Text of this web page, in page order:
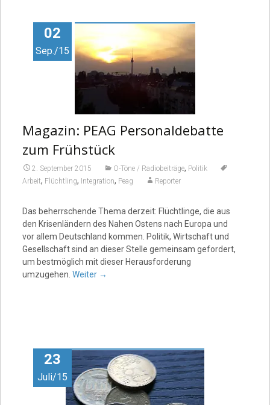
02
Sep./15
Magazin: PEAG Personaldebatte
zum Frühstück
2. September 2015 O-Töne / Radiobeiträge, Politik
Arbeit, Flüchtling, Integration, Peag Reporter
Das beherrschende Thema derzeit: Flüchtlinge, die aus
den Krisenländern des Nahen Ostens nach Europa und
vor allem Deutschland kommen. Politik, Wirtschaft und
Gesellschaft sind an dieser Stelle gemeinsam gefordert,
um bestmöglich mit dieser Herausforderung
umzugehen. Weiter →
23
Juli/15